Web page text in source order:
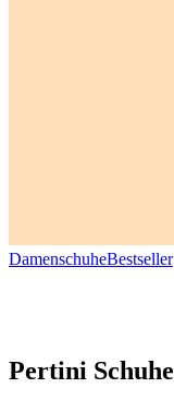
DamenschuheBestseller
Pertini Schuhe